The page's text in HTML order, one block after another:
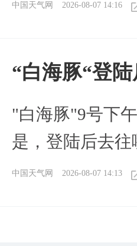
中国天气网 2026-08-07 14:16
“白海豚“登
"白海豚"9号下
是，登陆后去往
中国天气网 2026-08-07 14:13